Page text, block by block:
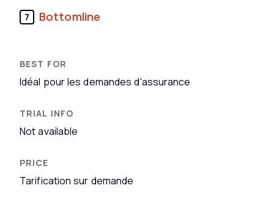
7 Bottomline
Idéal pour les demandes d'assurance
Not available
Tarification sur demande